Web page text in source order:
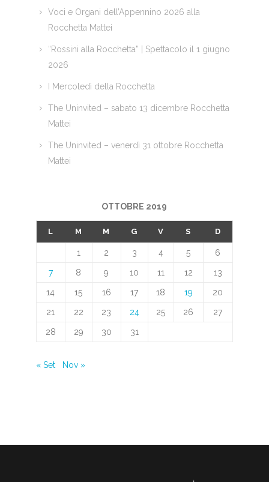
Voci e Organi dell’Appennino 2026 alla
Rocchetta Mattei
“Rossini alla Rocchetta” | Spettacolo il 1 giugno
2026
I Mercoledì della Rocchetta
The Uninvited – sabato 13 dicembre Rocchetta
Mattei
The Uninvited – venerdì 31 ottobre Rocchetta
Mattei
OTTOBRE 2019
L M M G V S D
1 2 3 4 5 6
7 8 9 10 11 12 13
14 15 16 17 18 19 20
21 22 23 24 25 26 27
28 29 30 31
« Set Nov »